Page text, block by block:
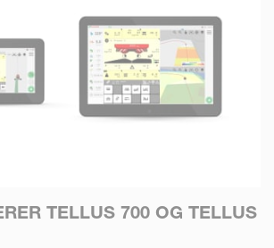
TELLUS 700 OG TELLUS